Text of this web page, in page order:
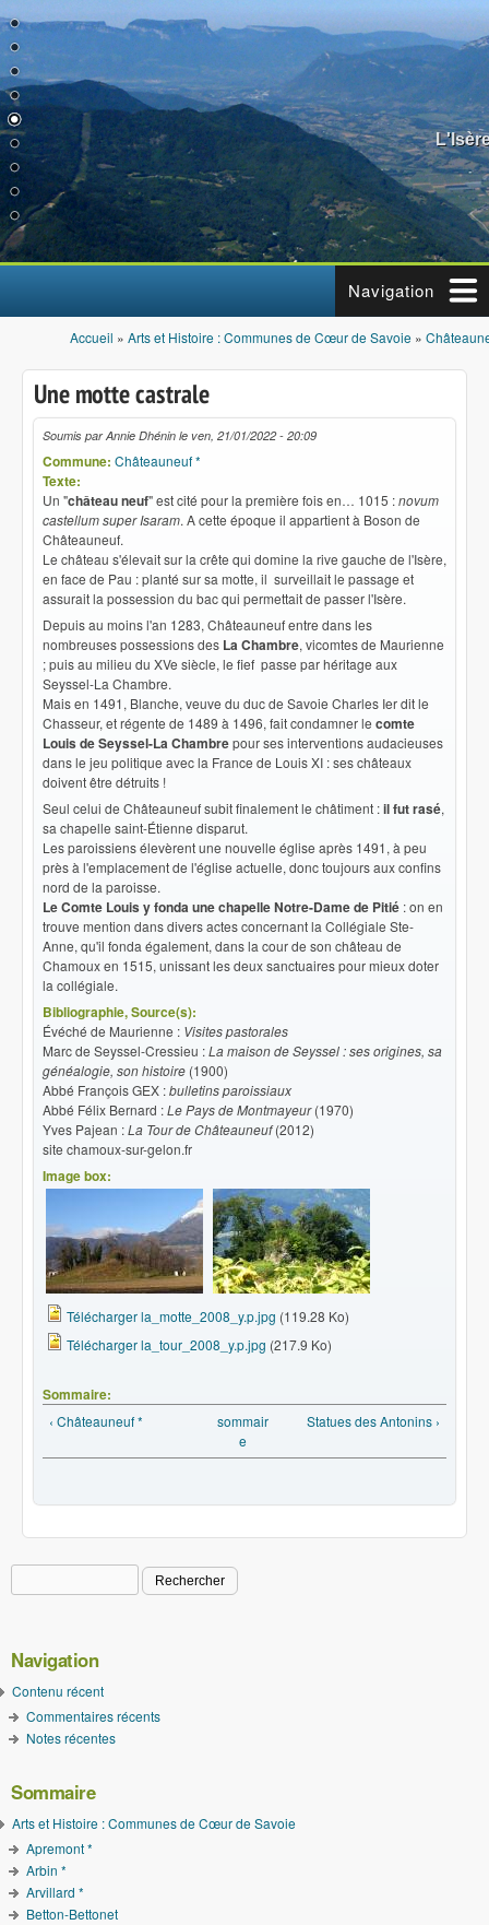
Aller au contenu principal
Navigation
Vous êtes ici
Accueil » Arts et Histoire : Communes de Cœur de Savoie »
Une motte castrale
Soumis parAnnie Dhénin le ven, 21/01/2022 - 20:09
Commune: Châteauneuf *
Texte:
Un "château neuf" est cité pour la première fois en… 1015 :novum
castellum super Isaram. A cette époque il appartient à Boson de
Châteauneuf.
Le château s'élevait sur la crête qui domine la rive gauche de l'Isère,
en face de Pau : planté sur sa motte, il surveillait le passage et
assurait la possession du bac qui permettait de passer l'Isère.
Depuis au moins l'an 1283, Châteauneuf entre dans les
nombreuses possessions des La Chambre, vicomtes de Maurienne
; puis au milieu du XVe siècle, le fief passe par héritage aux
Seyssel-La Chambre.
Mais en 1491, Blanche, veuve du duc de Savoie Charles Ier dit le
Chasseur, et régente de 1489 à 1496, fait condamner le comte
Louis de Seyssel-La Chambrepour ses interventions audacieuses
dans le jeu politique avec la France de Louis XI : ses châteaux
doivent être détruits !
Seul celui de Châteauneuf subit finalement le châtiment :il fut rasé,
sa chapelle saint-Étienne disparut.
Les paroissiens élevèrent une nouvelle église après 1491, à peu
près à l'emplacement de l'église actuelle, donc toujours aux confins
nord de la paroisse.
Le Comte Louis y fonda une chapelle Notre-Dame de Pitié : on en
trouve mention dans divers actes concernant la Collégiale Ste-
Anne, qu'il fonda également, dans la cour de son château de
Chamoux en 1515, unissant les deux sanctuaires pour mieux doter
la collégiale.
Bibliographie, Source(s):
Évéché de Maurienne : Visites pastorales
Marc de Seyssel-Cressieu :La maison de Seyssel : ses origines, sa
généalogie, son histoire (1900)
Abbé François GEX :bulletins paroissiaux
Abbé Félix Bernard :Le Pays de Montmayeur(1970)
Yves Pajean :La Tour de Châteauneuf(2012)
site chamoux-sur-gelon.fr
Image box:
Télécharger la_motte_2008_y.p.jpg (119.28 Ko)
Télécharger la_tour_2008_y.p.jpg (217.9 Ko)
Sommaire:
‹ Châteauneuf *
sommair
e
Statues des Antonins ›
Formulaire de recherche
Navigation
Contenu récent
Commentaires récents
Notes récentes
Sommaire
Arts et Histoire : Communes de Cœur de Savoie
Apremont *
Arbin *
Arvillard *
Betton-Bettonet